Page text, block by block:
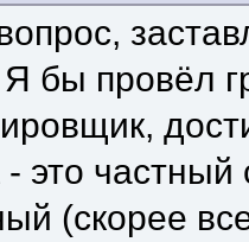
бы провёл
это частный
(скорее